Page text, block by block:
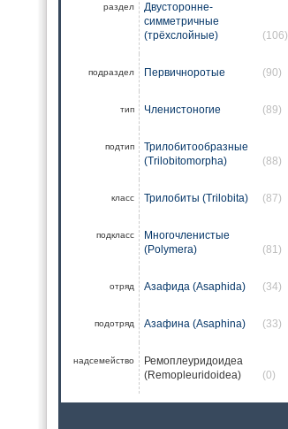
раздел
Двусторонне-
симметричные
(трёхслойные)
(106)
подраздел Первичноротые (90)
тип Членистоногие (89)
подтип
Трилобитообразные
(Trilobitomorpha)
(88)
класс Трилобиты (Trilobita) (87)
подкласс
Многочленистые
(Polymera)
(81)
отряд Азафида (Asaphida) (34)
подотряд Азафина (Asaphina) (33)
надсемейство
Ремоплеуридоидеа
(Remopleuridoidea)
(0)